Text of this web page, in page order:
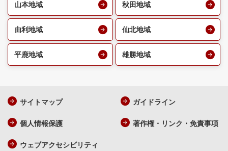
山本地域 秋田地域
由利地域 仙北地域
平鹿地域 雄勝地域
サイトマップ ガイドライン
個人情報保護 著作権・リンク・免責事項
ウェブアクセシビリティ